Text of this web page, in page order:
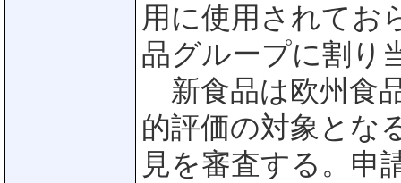
用に使用されてお
品グループに割り
新食品は欧州食
的評価の対象とな
見を審査する。申